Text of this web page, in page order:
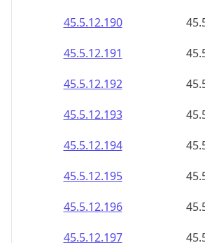
45.5.12.190
45.5.12.191
45.5.12.192
45.5.12.193
45.5.12.194
45.5.12.195
45.5.12.196
45.5.12.197